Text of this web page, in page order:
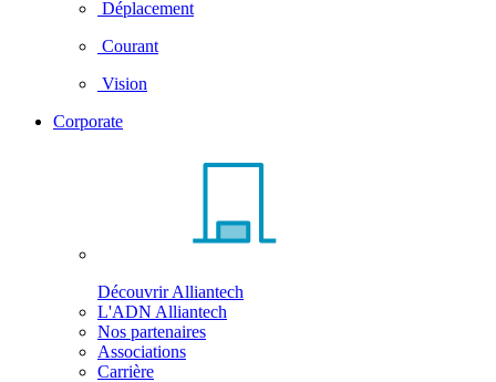
Déplacement
Courant
Vision
Corporate
Découvrir Alliantech
L'ADN Alliantech
Nos partenaires
Associations
Carrière